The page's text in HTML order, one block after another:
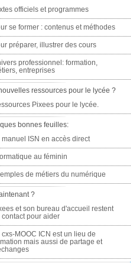
officiels et programmes
se former : contenus et méthodes
préparer, illustrer des cours
professionnel: formation,
entreprises
ressources pour le lycée ?
Pixees pour le lycée.
bonnes feuilles:
manuel ISN en accès direct
au féminin
de métiers du numérique
?
et son bureau d'accueil restent
contact pour aider
cxs-MOOC ICN est un lieu de
mais aussi de partage et